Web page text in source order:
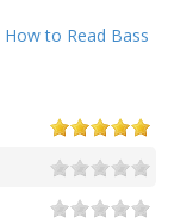
How to Read Bass